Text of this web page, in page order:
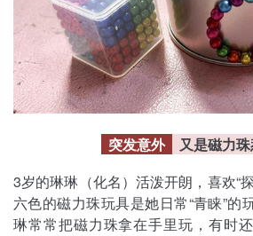
突发意外
又是磁力
3岁的琳琳（化名）活泼开朗，喜欢“
六色的磁力珠玩具是她日常“青睐”的
琳常常把磁力珠拿在手里玩，有时